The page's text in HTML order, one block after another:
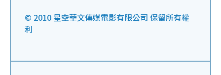
© 2010 星空華文傳媒電影有限公司 保留所有權
利